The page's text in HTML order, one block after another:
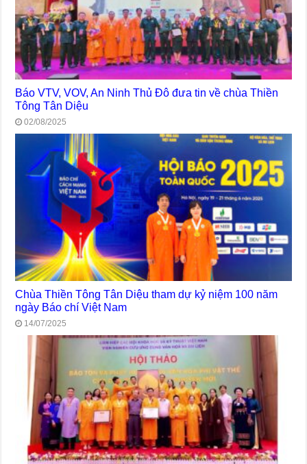
Báo VTV, VOV, An Ninh Thủ Đô đưa tin về chùa Thiền
Tông Tân Diệu
02/08/2025
Chùa Thiền Tông Tân Diệu tham dự kỷ niệm 100 năm
ngày Báo chí Việt Nam
14/07/2025